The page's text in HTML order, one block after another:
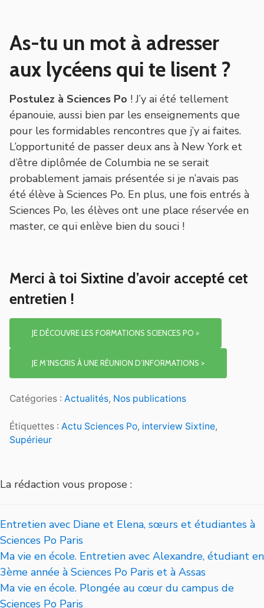
As-tu un mot à adresser
aux lycéens qui te lisent ?
Postulez à Sciences Po ! J’y ai été tellement
épanouie, aussi bien par les enseignements que
pour les formidables rencontres que j’y ai faites.
L’opportunité de passer deux ans à New York et
d’être diplômée de Columbia ne se serait
probablement jamais présentée si je n’avais pas
été élève à Sciences Po. En plus, une fois entrés à
Sciences Po, les élèves ont une place réservée en
master, ce qui enlève bien du souci !
Merci à toi Sixtine d’avoir accepté cet
entretien !
JE DÉCOUVRE LES FORMATIONS SCIENCES PO >
JE M’INSCRIS À UNE RÉUNION D’INFORMATIONS >
Catégories : Actualités, Nos publications
Étiquettes : Actu Sciences Po, interview Sixtine,
Supérieur
La rédaction vous propose :
Entretien avec Diane et Elena, sœurs et étudiantes à
Sciences Po Paris
Ma vie en école. Entretien avec Alexandre, étudiant en
3ème année à Sciences Po Paris et à Assas
Ma vie en école. Plongée au cœur du campus de
Sciences Po Paris